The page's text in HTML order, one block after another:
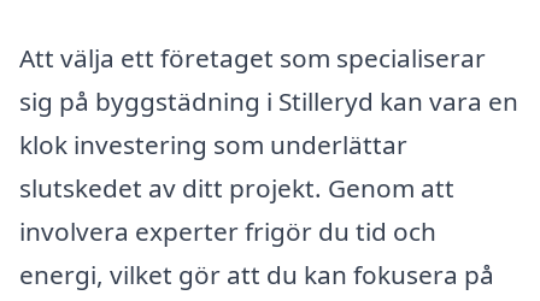
Att välja ett företaget som specialiserar
sig på byggstädning i Stilleryd kan vara en
klok investering som underlättar
slutskedet av ditt projekt. Genom att
involvera experter frigör du tid och
energi, vilket gör att du kan fokusera på